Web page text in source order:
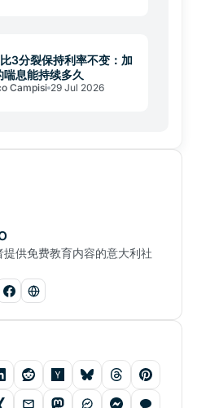
3分裂保持利率不变：加
喘息能持续多久
Campisi 29 Jul 2026
供免费教育内容的意大利社